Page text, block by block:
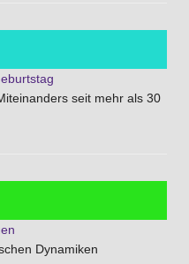
seit mehr als 30
Dynamiken